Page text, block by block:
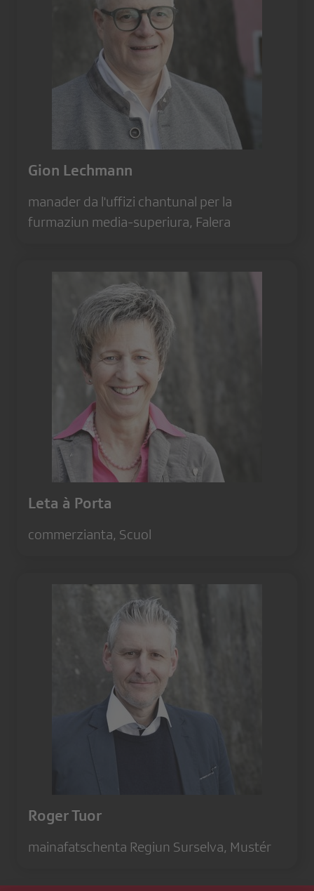
Gion Lechmann
manader da l'uffizi chantunal per la
furmaziun media-superiura, Falera
Leta à Porta
commerzianta, Scuol
Roger Tuor
mainafatschenta Regiun Surselva, Mustér